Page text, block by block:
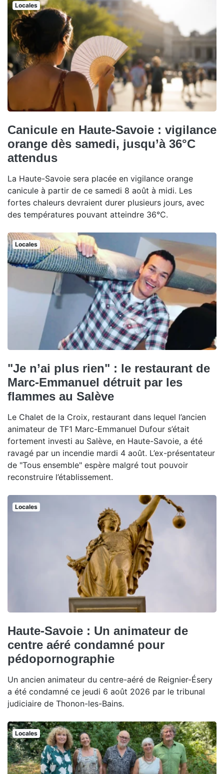
Locales
Canicule en Haute-Savoie : vigilance
orange dès samedi, jusqu’à 36°C
attendus
La Haute-Savoie sera placée en vigilance orange
canicule à partir de ce samedi 8 août à midi. Les
fortes chaleurs devraient durer plusieurs jours, avec
des températures pouvant atteindre 36°C.
Locales
"Je n’ai plus rien" : le restaurant de
Marc-Emmanuel détruit par les
flammes au Salève
Le Chalet de la Croix, restaurant dans lequel l’ancien
animateur de TF1 Marc-Emmanuel Dufour s’était
fortement investi au Salève, en Haute-Savoie, a été
ravagé par un incendie mardi 4 août. L’ex-présentateur
de "Tous ensemble" espère malgré tout pouvoir
reconstruire l’établissement.
Locales
Haute-Savoie : Un animateur de
centre aéré condamné pour
pédopornographie
Un ancien animateur du centre-aéré de Reignier-Ésery
a été condamné ce jeudi 6 août 2026 par le tribunal
judiciaire de Thonon-les-Bains.
Locales